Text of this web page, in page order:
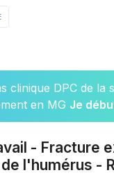
clinique DPC de la
en MG Je
- Fracture
l'humérus -